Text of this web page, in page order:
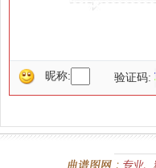
昵称: 验证码: